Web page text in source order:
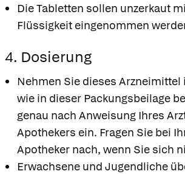
Die Tabletten sollen unzerkaut
Flüssigkeit eingenommen
4. Dosierung
Nehmen Sie dieses Arzneimittel
wie in dieser Packungsbeilage
genau nach Anweisung Ihres
Apothekers ein. Fragen Sie bei
Apotheker nach, wenn Sie sich
Erwachsene und Jugendliche